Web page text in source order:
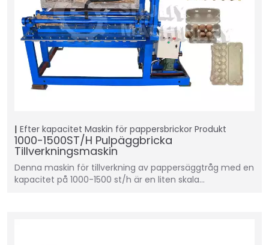
Efter kapacitet Maskin för pappersbrickor Produkt
1000-1500ST/H Pulpäggbricka
Tillverkningsmaskin
Denna maskin för tillverkning av pappersäggtråg med en
kapacitet på 1000-1500 st/h är en liten skala…